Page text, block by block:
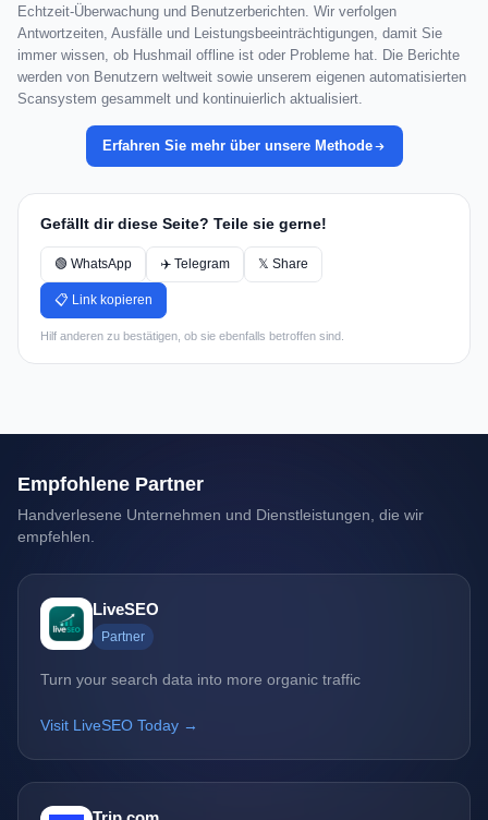
Echtzeit-Überwachung und Benutzerberichten. Wir verfolgen
Antwortzeiten, Ausfälle und Leistungsbeeinträchtigungen, damit Sie
immer wissen, ob Hushmail offline ist oder Probleme hat. Die Berichte
werden von Benutzern weltweit sowie unserem eigenen automatisierten
Scansystem gesammelt und kontinuierlich aktualisiert.
Erfahren Sie mehr über unsere Methode
Gefällt dir diese Seite? Teile sie gerne!
🟢 WhatsApp ✈️ Telegram 𝕏 Share
📋 Link kopieren
Hilf anderen zu bestätigen, ob sie ebenfalls betroffen sind.
Empfohlene Partner
Handverlesene Unternehmen und Dienstleistungen, die wir
empfehlen.
LiveSEO
Partner
Turn your search data into more organic traffic
Visit LiveSEO Today →